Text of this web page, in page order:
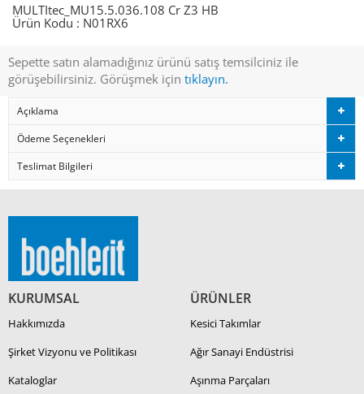
MULTItec_MU15.5.036.108 Cr Z3 HB
Ürün Kodu : N01RX6
Sepette satın alamadığınız ürünü satış temsilciniz ile
görüşebilirsiniz. Görüşmek için tıklayın.
Açıklama
Ödeme Seçenekleri
Teslimat Bilgileri
KURUMSAL
Hakkımızda
Şirket Vizyonu ve Politikası
Kataloglar
ÜRÜNLER
Kesici Takımlar
Ağır Sanayi Endüstrisi
Aşınma Parçaları